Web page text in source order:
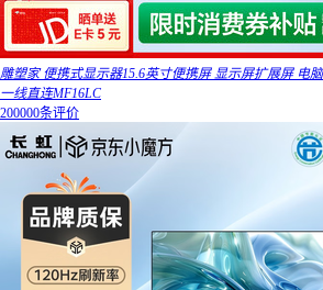
雕塑家 便携式显示器15.6英寸便携屏 显示屏扩展屏 电
一线直连MF16LC
200000条评价